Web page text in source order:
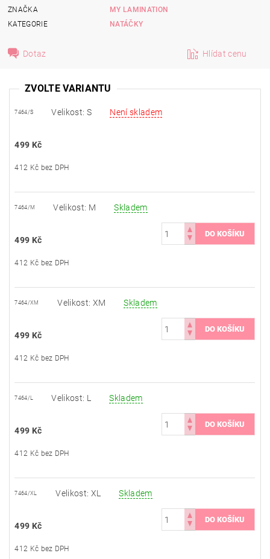
ZNAČKA
MY LAMINATION
KATEGORIE
NATÁČKY
Dotaz Hlídat cenu
ZVOLTE VARIANTU
7464/S Velikost: S Není skladem
499 Kč
412 Kč bez DPH
7464/M Velikost: M Skladem
499 Kč
412 Kč bez DPH
7464/XM Velikost: XM Skladem
499 Kč
412 Kč bez DPH
7464/L Velikost: L Skladem
499 Kč
412 Kč bez DPH
7464/XL Velikost: XL Skladem
499 Kč
412 Kč bez DPH